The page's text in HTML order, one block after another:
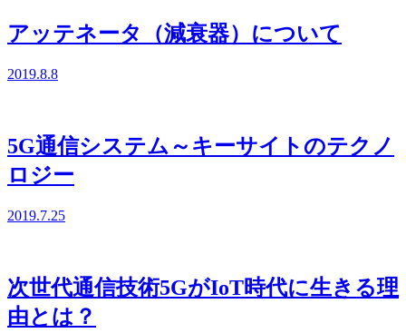
アッテネータ（減衰器）について
2019.8.8
5G通信システム～キーサイトのテクノ
ロジー
2019.7.25
次世代通信技術5GがIoT時代に生きる理
由とは？